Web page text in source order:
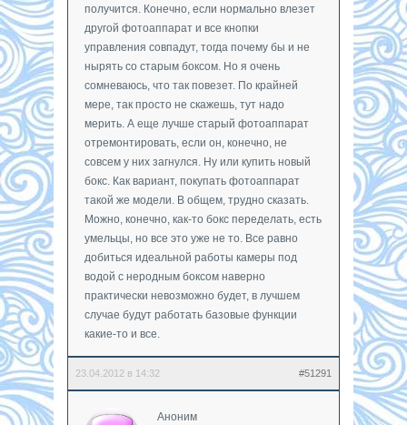
получится. Конечно, если нормально влезет
другой фотоаппарат и все кнопки
управления совпадут, тогда почему бы и не
нырять со старым боксом. Но я очень
сомневаюсь, что так повезет. По крайней
мере, так просто не скажешь, тут надо
мерить. А еще лучше старый фотоаппарат
отремонтировать, если он, конечно, не
совсем у них загнулся. Ну или купить новый
бокс. Как вариант, покупать фотоаппарат
такой же модели. В общем, трудно сказать.
Можно, конечно, как-то бокс переделать, есть
умельцы, но все это уже не то. Все равно
добиться идеальной работы камеры под
водой с неродным боксом наверно
практически невозможно будет, в лучшем
случае будут работать базовые функции
какие-то и все.
23.04.2012 в 14:32 #51291
Аноним